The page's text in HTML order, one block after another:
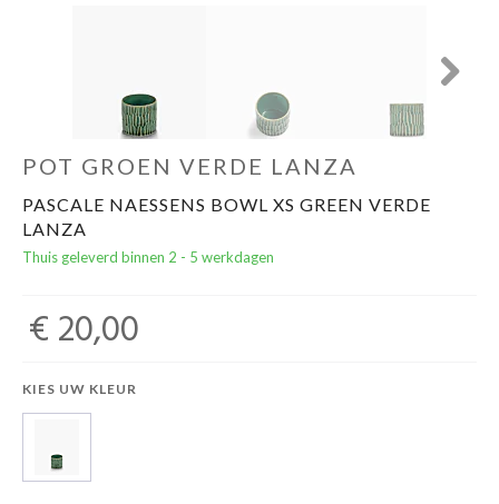
Acties en events
POT GROEN VERDE LANZA
PASCALE NAESSENS BOWL XS GREEN VERDE
LANZA
Thuis geleverd binnen 2 - 5 werkdagen
€ 20,00
KIES UW KLEUR